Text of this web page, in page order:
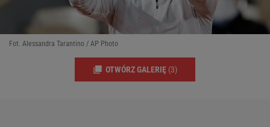
Fot. Alessandra Tarantino / AP Photo
OTWÓRZ GALERIĘ (3)